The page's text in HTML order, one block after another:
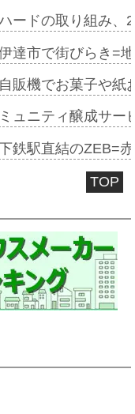
ードの取り組み
達市で街びらき=
販機でお菓子や
ュニティ醸成サ
鉄駅直結のZEB=
TOP